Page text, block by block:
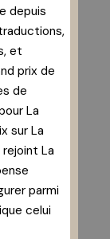
depuis
et
prix de
de
La
sur La
La
parmi
celui